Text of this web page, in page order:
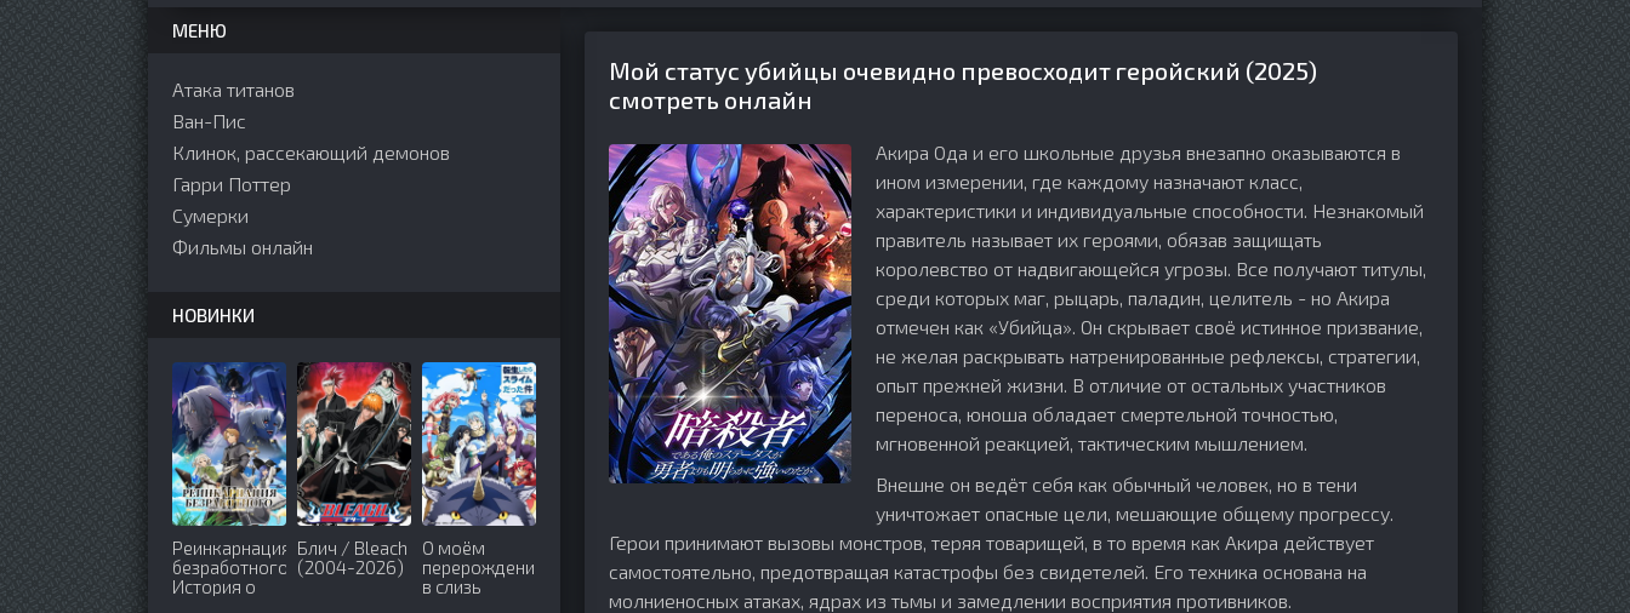
Мой статус убийцы очевидно превосходит геройский (2025)
смотреть онлайн
Акира Ода и его школьные друзья внезапно оказываются в
ином измерении, где каждому назначают класс,
характеристики и индивидуальные способности. Незнакомый
правитель называет их героями, обязав защищать
королевство от надвигающейся угрозы. Все получают титулы,
среди которых маг, рыцарь, паладин, целитель - но Акира
отмечен как «Убийца». Он скрывает своё истинное призвание,
не желая раскрывать натренированные рефлексы, стратегии,
опыт прежней жизни. В отличие от остальных участников
переноса, юноша обладает смертельной точностью,
мгновенной реакцией, тактическим мышлением.
Внешне он ведёт себя как обычный человек, но в тени
уничтожает опасные цели, мешающие общему прогрессу.
Герои принимают вызовы монстров, теряя товарищей, в то время как Акира действует
самостоятельно, предотвращая катастрофы без свидетелей. Его техника основана на
молниеносных атаках, ядрах из тьмы и замедлении восприятия противников.
МЕНЮ
Атака титанов
Ван-Пис
Клинок, рассекающий демонов
Гарри Поттер
Сумерки
Фильмы онлайн
НОВИНКИ
Реинкарнация
безработного:
История о
Блич / Bleach
(2004-2026)
О моём
перерождении
в слизь